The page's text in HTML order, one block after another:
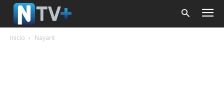
Inicio Nayarit